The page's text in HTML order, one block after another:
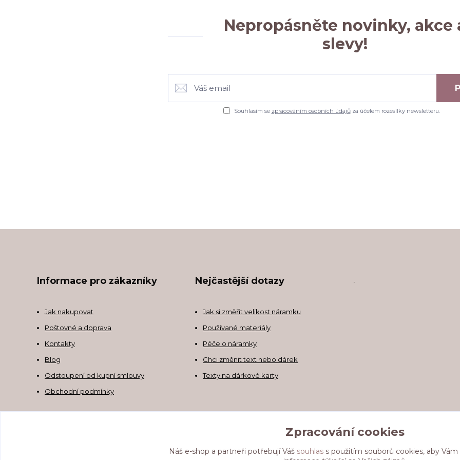
Nepropásněte novinky, akce
slevy!
Souhlasím se zpracováním osobních údajůza účelem rozesílky newsletteru.
Informace pro zákazníky
Jak nakupovat
Poštovné a doprava
Kontakty
Blog
Odstoupení od kupní smlouvy
Obchodní podmínky
Nejčastější dotazy
Jak si změřit velikost náramku
Používané materiály
Péče o náramky
Chci změnit text nebo dárek
Texty na dárkové karty
Zpracování cookies
Náš e-shop a partneři potřebují Váš souhlass použitím souborů cookies, aby